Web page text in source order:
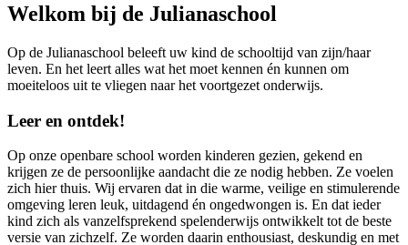
Welkom bij de Julianaschool
Op de Julianaschool beleeft uw kind de schooltijd van zijn/haar
leven. En het leert alles wat het moet kennen én kunnen om
moeiteloos uit te vliegen naar het voortgezet onderwijs.
Leer en ontdek!
Op onze openbare school worden kinderen gezien, gekend en
krijgen ze de persoonlijke aandacht die ze nodig hebben. Ze voelen
zich hier thuis. Wij ervaren dat in die warme, veilige en stimulerende
omgeving leren leuk, uitdagend én ongedwongen is. En dat ieder
kind zich als vanzelfsprekend spelenderwijs ontwikkelt tot de beste
versie van zichzelf. Ze worden daarin enthousiast, deskundig en met